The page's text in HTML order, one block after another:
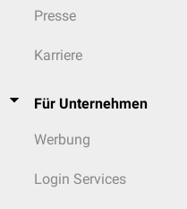
Presse
Karriere
Für Unternehmen
Werbung
Login Services